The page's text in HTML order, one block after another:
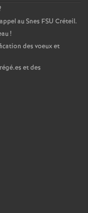
au Snes FSU Créteil.
!
des voeux et
et des